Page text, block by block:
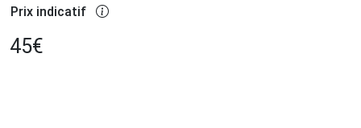
Prix indicatif
45€